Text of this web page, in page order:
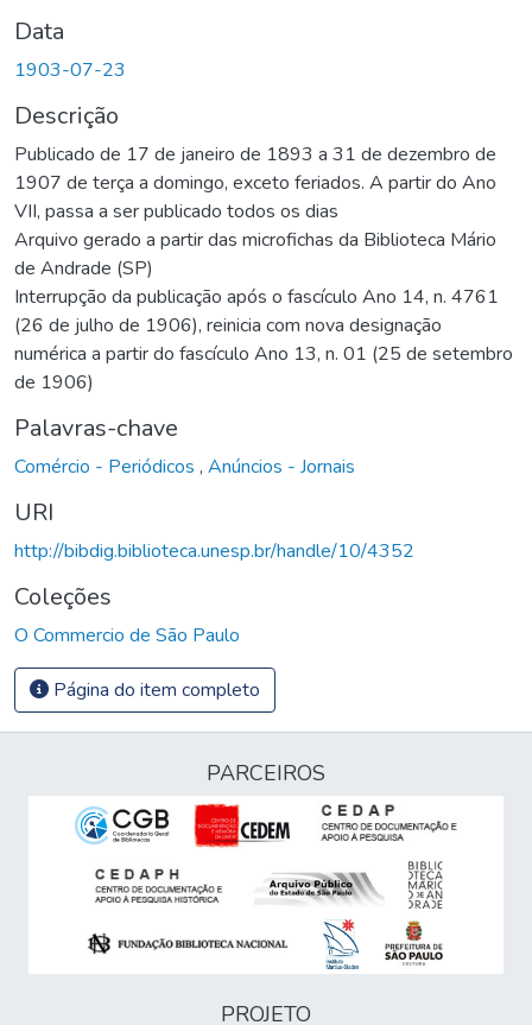
Data
1903-07-23
Descrição
Publicado de 17 de janeiro de 1893 a 31 de dezembro de
1907 de terça a domingo, exceto feriados. A partir do Ano
VII, passa a ser publicado todos os dias
Arquivo gerado a partir das microfichas da Biblioteca Mário
de Andrade (SP)
Interrupção da publicação após o fascículo Ano 14, n. 4761
(26 de julho de 1906), reinicia com nova designação
numérica a partir do fascículo Ano 13, n. 01 (25 de setembro
de 1906)
Palavras-chave
Comércio - Periódicos , Anúncios - Jornais
URI
http://bibdig.biblioteca.unesp.br/handle/10/4352
Coleções
O Commercio de São Paulo
Página do item completo
PARCEIROS
PROJETO